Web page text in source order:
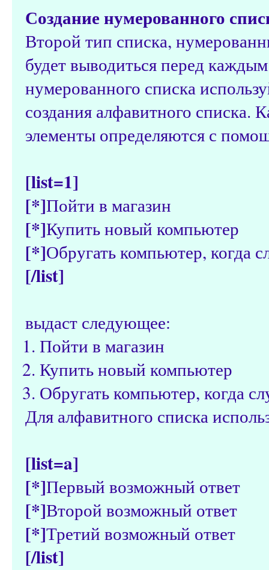
Создание нумерованного
Второй тип списка,
будет выводиться перед
нумерованного списка
создания алфавитного списка.
элементы определяются с
[list=1]
[*]Пойти в магазин
[*]Купить новый компьютер
[*]Обругать компьютер, когда
[/list]
выдаст следующее:
Пойти в магазин
Купить новый компьютер
Обругать компьютер, когда
Для алфавитного списка
[list=a]
[*]Первый возможный ответ
[*]Второй возможный ответ
[*]Третий возможный ответ
[/list]